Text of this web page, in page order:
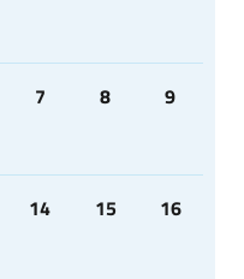
7 8 9
14 15 16